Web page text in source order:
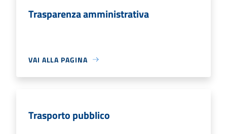
Trasparenza amministrativa
VAI ALLA PAGINA
Trasporto pubblico